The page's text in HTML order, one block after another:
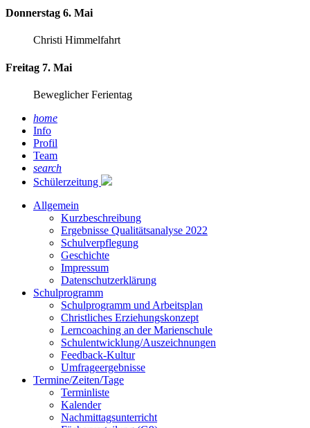
Donnerstag 6. Mai
Christi Himmelfahrt
Freitag 7. Mai
Beweglicher Ferientag
home
Info
Profil
Team
search
Schülerzeitung
Allgemein
Kurzbeschreibung
Ergebnisse Qualitätsanalyse 2022
Schulverpflegung
Geschichte
Impressum
Datenschutzerklärung
Schulprogramm
Schulprogramm und Arbeitsplan
Christliches Erziehungskonzept
Lerncoaching an der Marienschule
Schulentwicklung/Auszeichnungen
Feedback-Kultur
Umfrageergebnisse
Termine/Zeiten/Tage
Terminliste
Kalender
Nachmittagsunterricht